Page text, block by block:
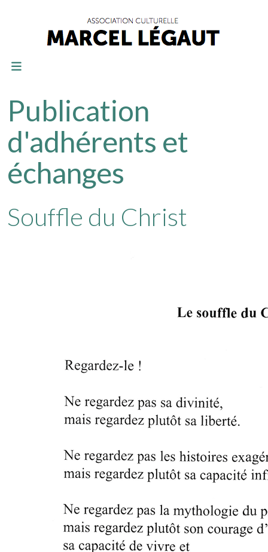
Publication
d'adhérents et
échanges
Souffle du Christ